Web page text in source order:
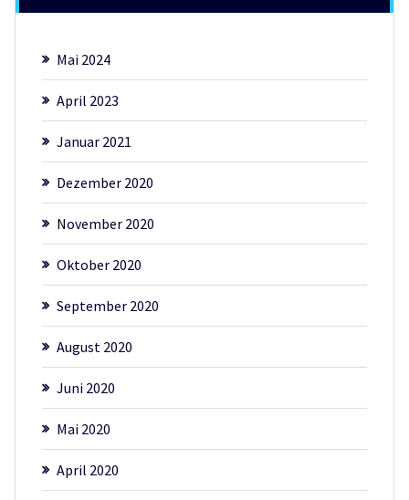
Mai 2024
April 2023
Januar 2021
Dezember 2020
November 2020
Oktober 2020
September 2020
August 2020
Juni 2020
Mai 2020
April 2020